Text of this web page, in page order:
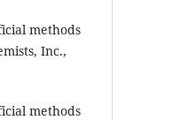
methods
Inc.,
methods